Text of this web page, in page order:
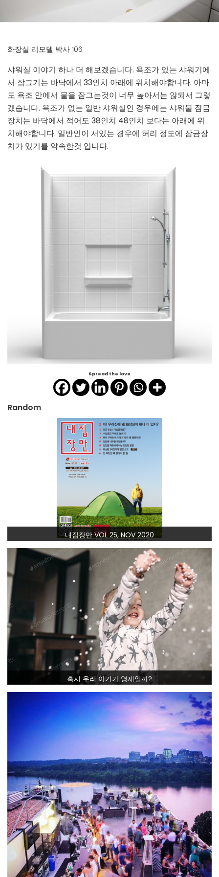
화장실 리모델 박사 106
샤워실 이야기 하나 더 해보겠습니다. 욕조가 있는 샤워기에
서 잠그기는 바닥에서 33인치 아래에 위치해야합니다. 아마
도 욕조 안에서 물을 잠그는것이 너무 높아서는 않되서 그렇
겠습니다. 욕조가 없는 일반 샤워실인 경우에는 샤워물 잠금
장치는 바닥에서 적어도 38인치 48인치 보다는 아래에 위
치해야합니다. 일반인이 서있는 경우에 허리 정도에 잠금장
치가 있기를 약속한것 입니다.
Spread the love
Random
내집장만 VOL 25, NOV 2020
혹시 우리 아기가 영재일까?